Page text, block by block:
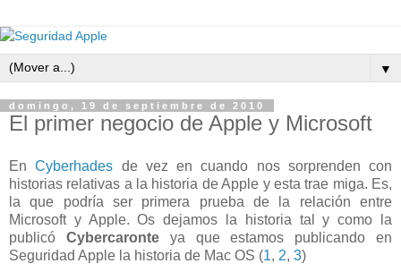
▼
domingo, 19 de septiembre de 2010
El primer negocio de Apple y Microsoft
EnCyberhades de vez en cuando nos sorprenden con
historias relativas a la historia de Apple y esta trae miga. Es,
la que podría ser primera prueba de la relación entre
Microsoft y Apple. Os dejamos la historia tal y como la
publicó Cybercaronteya que estamos publicando en
Seguridad Apple la historia de Mac OS (1, 2, 3)